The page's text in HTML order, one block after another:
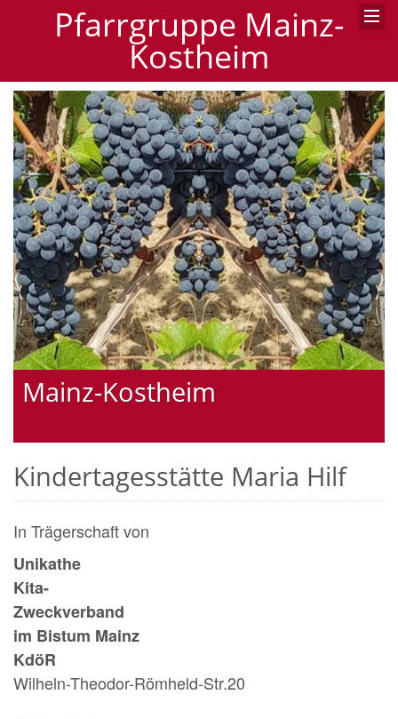
Pfarrgruppe Mainz-
Kostheim
Mainz-Kostheim
Kindertagesstätte Maria Hilf
In Trägerschaft von
Kita-
im Bistum Mainz
KdöR
Wilheln-Theodor-Römheld-Str.20